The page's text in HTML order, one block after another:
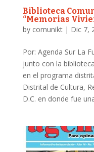
Biblioteca
“Memorias
by comunikt| Dic 7,
Por: Agenda Sur La
junto con la
en el programa
Distrital de Cultura,
D.C. en donde fue